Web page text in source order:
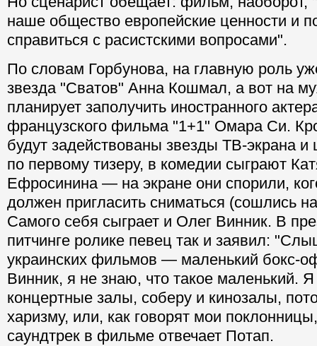
наше общество европейские ценности и
справиться с расистскими вопросами".
По словам Горбунова, на главную роль
звезда "Сватов" Анна Кошмал, а вот на
планирует заполучить иностранного
французского фильма "1+1" Омара Си.
будут задействованы звезды ТВ-экрана и
по первому тизеру, в комедии сыграют
Ефросинина — на экране они спорили,
должен пригласить сниматься (сошлись
Самого себя сыграет и Олег Винник. В
питчинге ролике певец так и заявил:
украинских фильмов — маленький бокс-
Винник, я не знаю, что такое маленький.
концертные залы, соберу и кинозалы,
харизму, или, как говорят мои
саундтрек в фильме отвечает Потап.